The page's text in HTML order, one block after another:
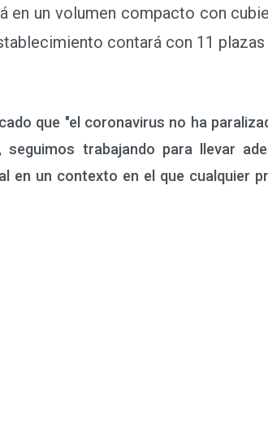
en un volumen compacto con
contará con 11
que "el coronavirus no ha
trabajando para llevar
en un contexto en el que cualquier